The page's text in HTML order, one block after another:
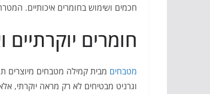
חכמים ושימוש בחומרים איכותיים.
חומרים יוקרתיים
מטבחים מבית קמילה מטבחים מיוצרים
וגרניט מבטיחים לא רק מראה יוקרתי,